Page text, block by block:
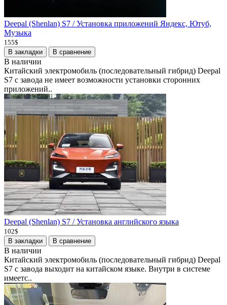
Deepal (Shenlan) S7 / Установка приложений Яндекс, Ютуб,
Музыка
155$
В закладки
В сравнение
В наличии
Китайский электромобиль (последовательный гибрид) Deepal
S7 с завода не имеет возможности установки сторонних
приложений..
Deepal (Shenlan) S7 / Установка английского языка
102$
В закладки
В сравнение
В наличии
Китайский электромобиль (последовательный гибрид) Deepal
S7 с завода выходит на китайском языке. Внутри в системе
имеетс..